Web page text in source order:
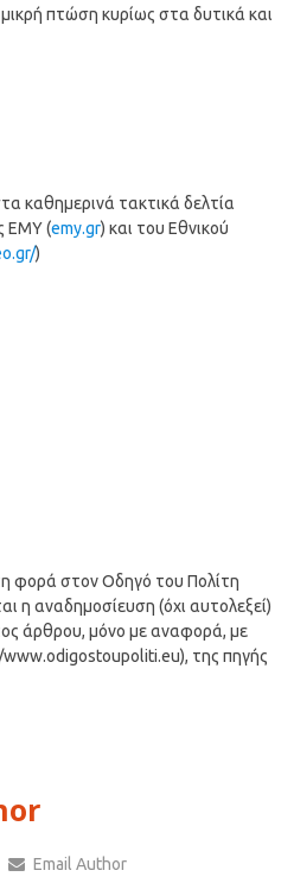
πτώση κυρίως στα δυτικά και
καθημερινά τακτικά δελτία
ΕΜΥ (emy.gr) και του Εθνικού
)
φορά στον Οδηγό του Πολίτη
η αναδημοσίευση (όχι αυτολεξεί)
άρθρου, μόνο με αναφορά, με
της πηγής
Email Author